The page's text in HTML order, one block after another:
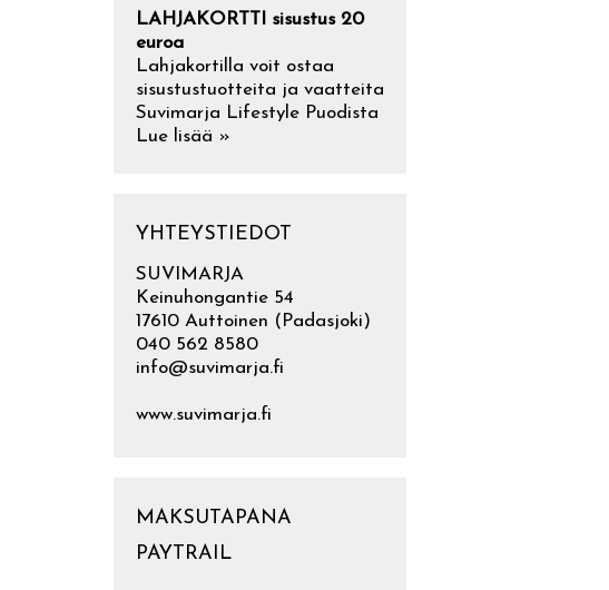
LAHJAKORTTI sisustus 20
euroa
Lahjakortilla voit ostaa
sisustustuotteita ja vaatteita
Suvimarja Lifestyle Puodista
Lue lisää »
YHTEYSTIEDOT
SUVIMARJA
Keinuhongantie 54
17610 Auttoinen (Padasjoki)
040 562 8580
info@suvimarja.fi
www.suvimarja.fi
MAKSUTAPANA
PAYTRAIL